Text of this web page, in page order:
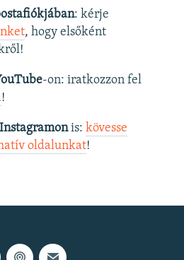
: kérje
, hogy elsőként
-on: iratkozzon fel
!
Instagramonis: kövesse
oldalunkat! ​